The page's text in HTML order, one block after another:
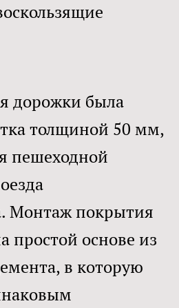
дорожки была
толщиной 50 мм,
пешеходной
Монтаж покрытия
простой основе из
в которую